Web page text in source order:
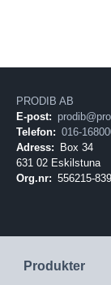
Produkter
PRODIB AB
E-post:
Telefon: 016-
Adress:
Box 34
631 02 Eskilstuna
Org.nr: 556215-